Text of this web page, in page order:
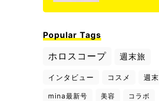
Popular Tags
ホロスコープ 週末旅
インタビュー コスメ 週末
mina最新号 美容 コラボ